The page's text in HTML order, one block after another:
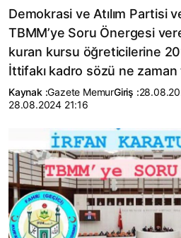
Demokrasi ve Atılım Partisi
TBMM’ye Soru Önergesi
kuran kursu öğreticilerine
İttifakı kadro sözü ne
Kaynak :Gazete MemurGiriş :
28.08.2024 21:16